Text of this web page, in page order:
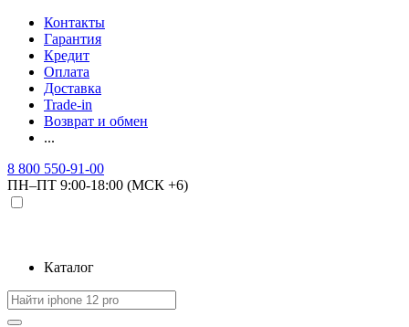
Контакты
Гарантия
Кредит
Оплата
Доставка
Trade-in
Возврат и обмен
...
8 800 550-91-00
ПН–ПТ 9:00-18:00 (МСК +6)
Каталог